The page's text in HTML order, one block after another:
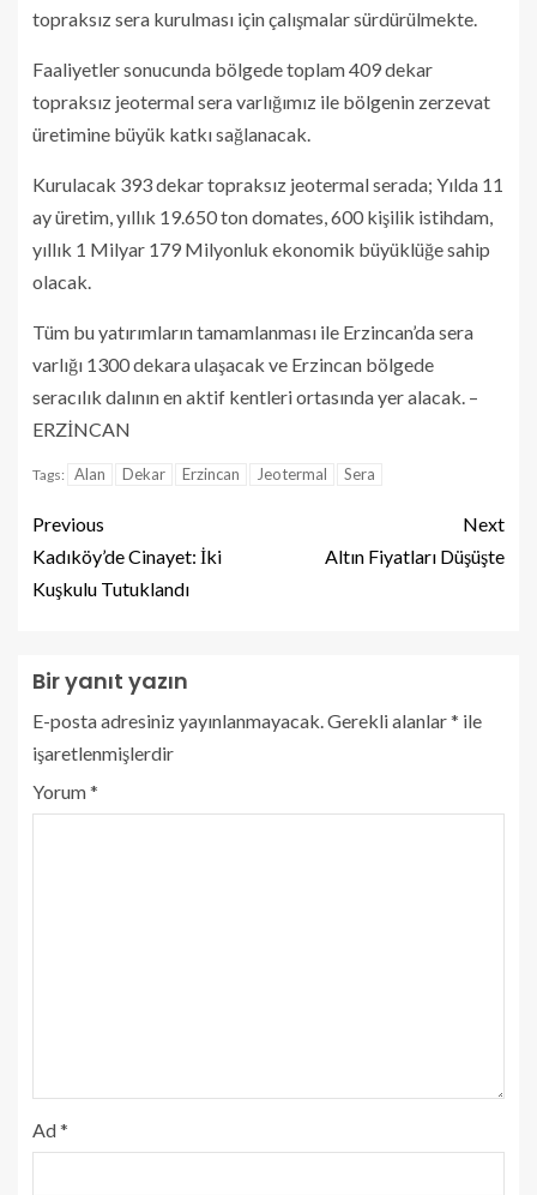
topraksız sera kurulması için çalışmalar sürdürülmekte.
Faaliyetler sonucunda bölgede toplam 409 dekar
topraksız jeotermal sera varlığımız ile bölgenin zerzevat
üretimine büyük katkı sağlanacak.
Kurulacak 393 dekar topraksız jeotermal serada; Yılda 11
ay üretim, yıllık 19.650 ton domates, 600 kişilik istihdam,
yıllık 1 Milyar 179 Milyonluk ekonomik büyüklüğe sahip
olacak.
Tüm bu yatırımların tamamlanması ile Erzincan’da sera
varlığı 1300 dekara ulaşacak ve Erzincan bölgede
seracılık dalının en aktif kentleri ortasında yer alacak. –
ERZİNCAN
Tags: Alan Dekar Erzincan Jeotermal Sera
Previous
Kadıköy’de Cinayet: İki
Kuşkulu Tutuklandı
Next
Altın Fiyatları Düşüşte
Bir yanıt yazın
E-posta adresiniz yayınlanmayacak.Gerekli alanlar* ile
işaretlenmişlerdir
Yorum*
Ad*